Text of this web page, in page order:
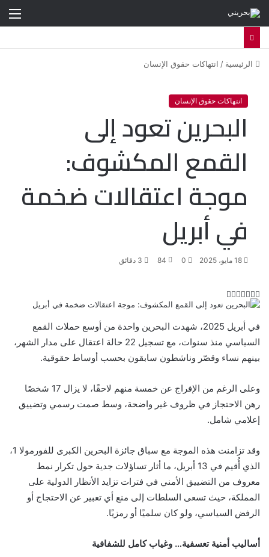
الرئيسية / انتهاكات حقوق الإنسان
انتهاكات حقوق الإنسان
البحرين تعود إلى
القمع المكشوف:
موجة اعتقالات ضخمة
في أبريل
18 مايو، 2025 0
84
س
و
ك
و
رد
إ
T
u
b
l
ي
ر
س
R
e
d
i
ا
ب
في أبريل 2025، شهدت البحرين واحدة من أوسع حملات القمع
السياسي منذ سنوات، مع تسجيل 22 حالة اعتقال على مدار الشهر،
بينهم نساء وقصّر وناشطون سابقون بحسب أوساط حقوقية.
وعلى الرغم من الإفراج عن خمسة منهم لاحقًا، لا يزال 17 شخصًا
رهن الاحتجاز في ظروف غير واضحة، وسط صمت رسمي وتضييق
إعلامي شامل.
وقد تزامنت هذه الموجة مع سباق جائزة البحرين الكبرى للفورمولا 1،
الذي أُقيم في 13 أبريل، ما أثار تساؤلات جدية حول تكرار نمط
معروف من التضييق الأمني في فترات تزايد الأنظار الدولية على
المملكة، حيث تسعى السلطات إلى منع أي تعبير عن الاحتجاج أو
الرفض السياسي، ولو كان سلميًا أو رمزيًا.
أساليب أمنية تعسفية… وغياب كامل للشفافية